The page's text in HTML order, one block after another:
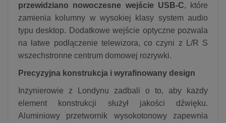
przewidziano nowoczesne wejście USB-C, które
zamienia kolumny w wysokiej klasy system audio
typu desktop. Dodatkowe wejście optyczne pozwala
na łatwe podłączenie telewizora, co czyni z L/R S
wszechstronne centrum domowej rozrywki.
Precyzyjna konstrukcja i wyrafinowany design
Inżynierowie z Londynu zadbali o to, aby każdy
element konstrukcji służył jakości dźwięku.
Aluminiowy przetwornik wysokotonowy zapewnia